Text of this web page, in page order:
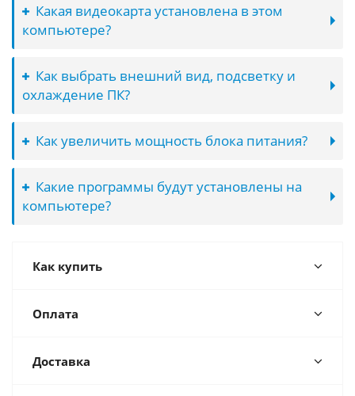
Какая видеокарта установлена в этом
компьютере?
Как выбрать внешний вид, подсветку и
охлаждение ПК?
Как увеличить мощность блока питания?
Какие программы будут установлены на
компьютере?
Как купить
Оплата
Доставка